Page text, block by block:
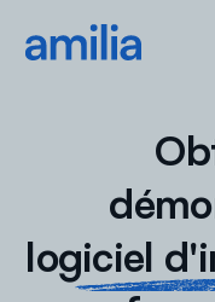
logiciel